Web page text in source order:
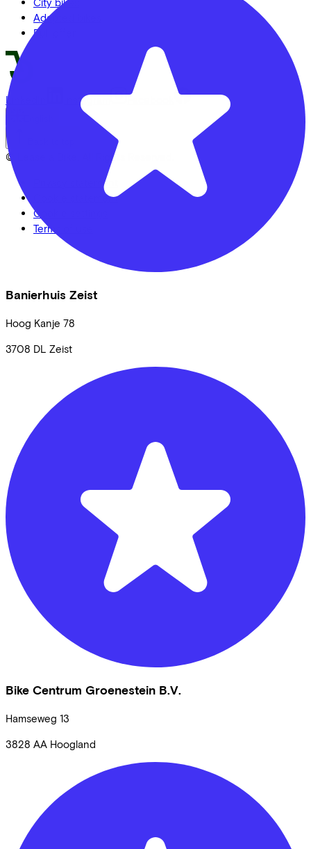
Banierhuis Zeist
Hoog Kanje 78
3708 DL Zeist
Bike Centrum Groenestein B.V.
Hamseweg 13
3828 AA Hoogland
Adapted bikes
Full offer
LinkedIn Instagram
© Lease a Bike. All Rights Reserved.
Privacy statement
Cookie statement
Cookie settings
Terms of use